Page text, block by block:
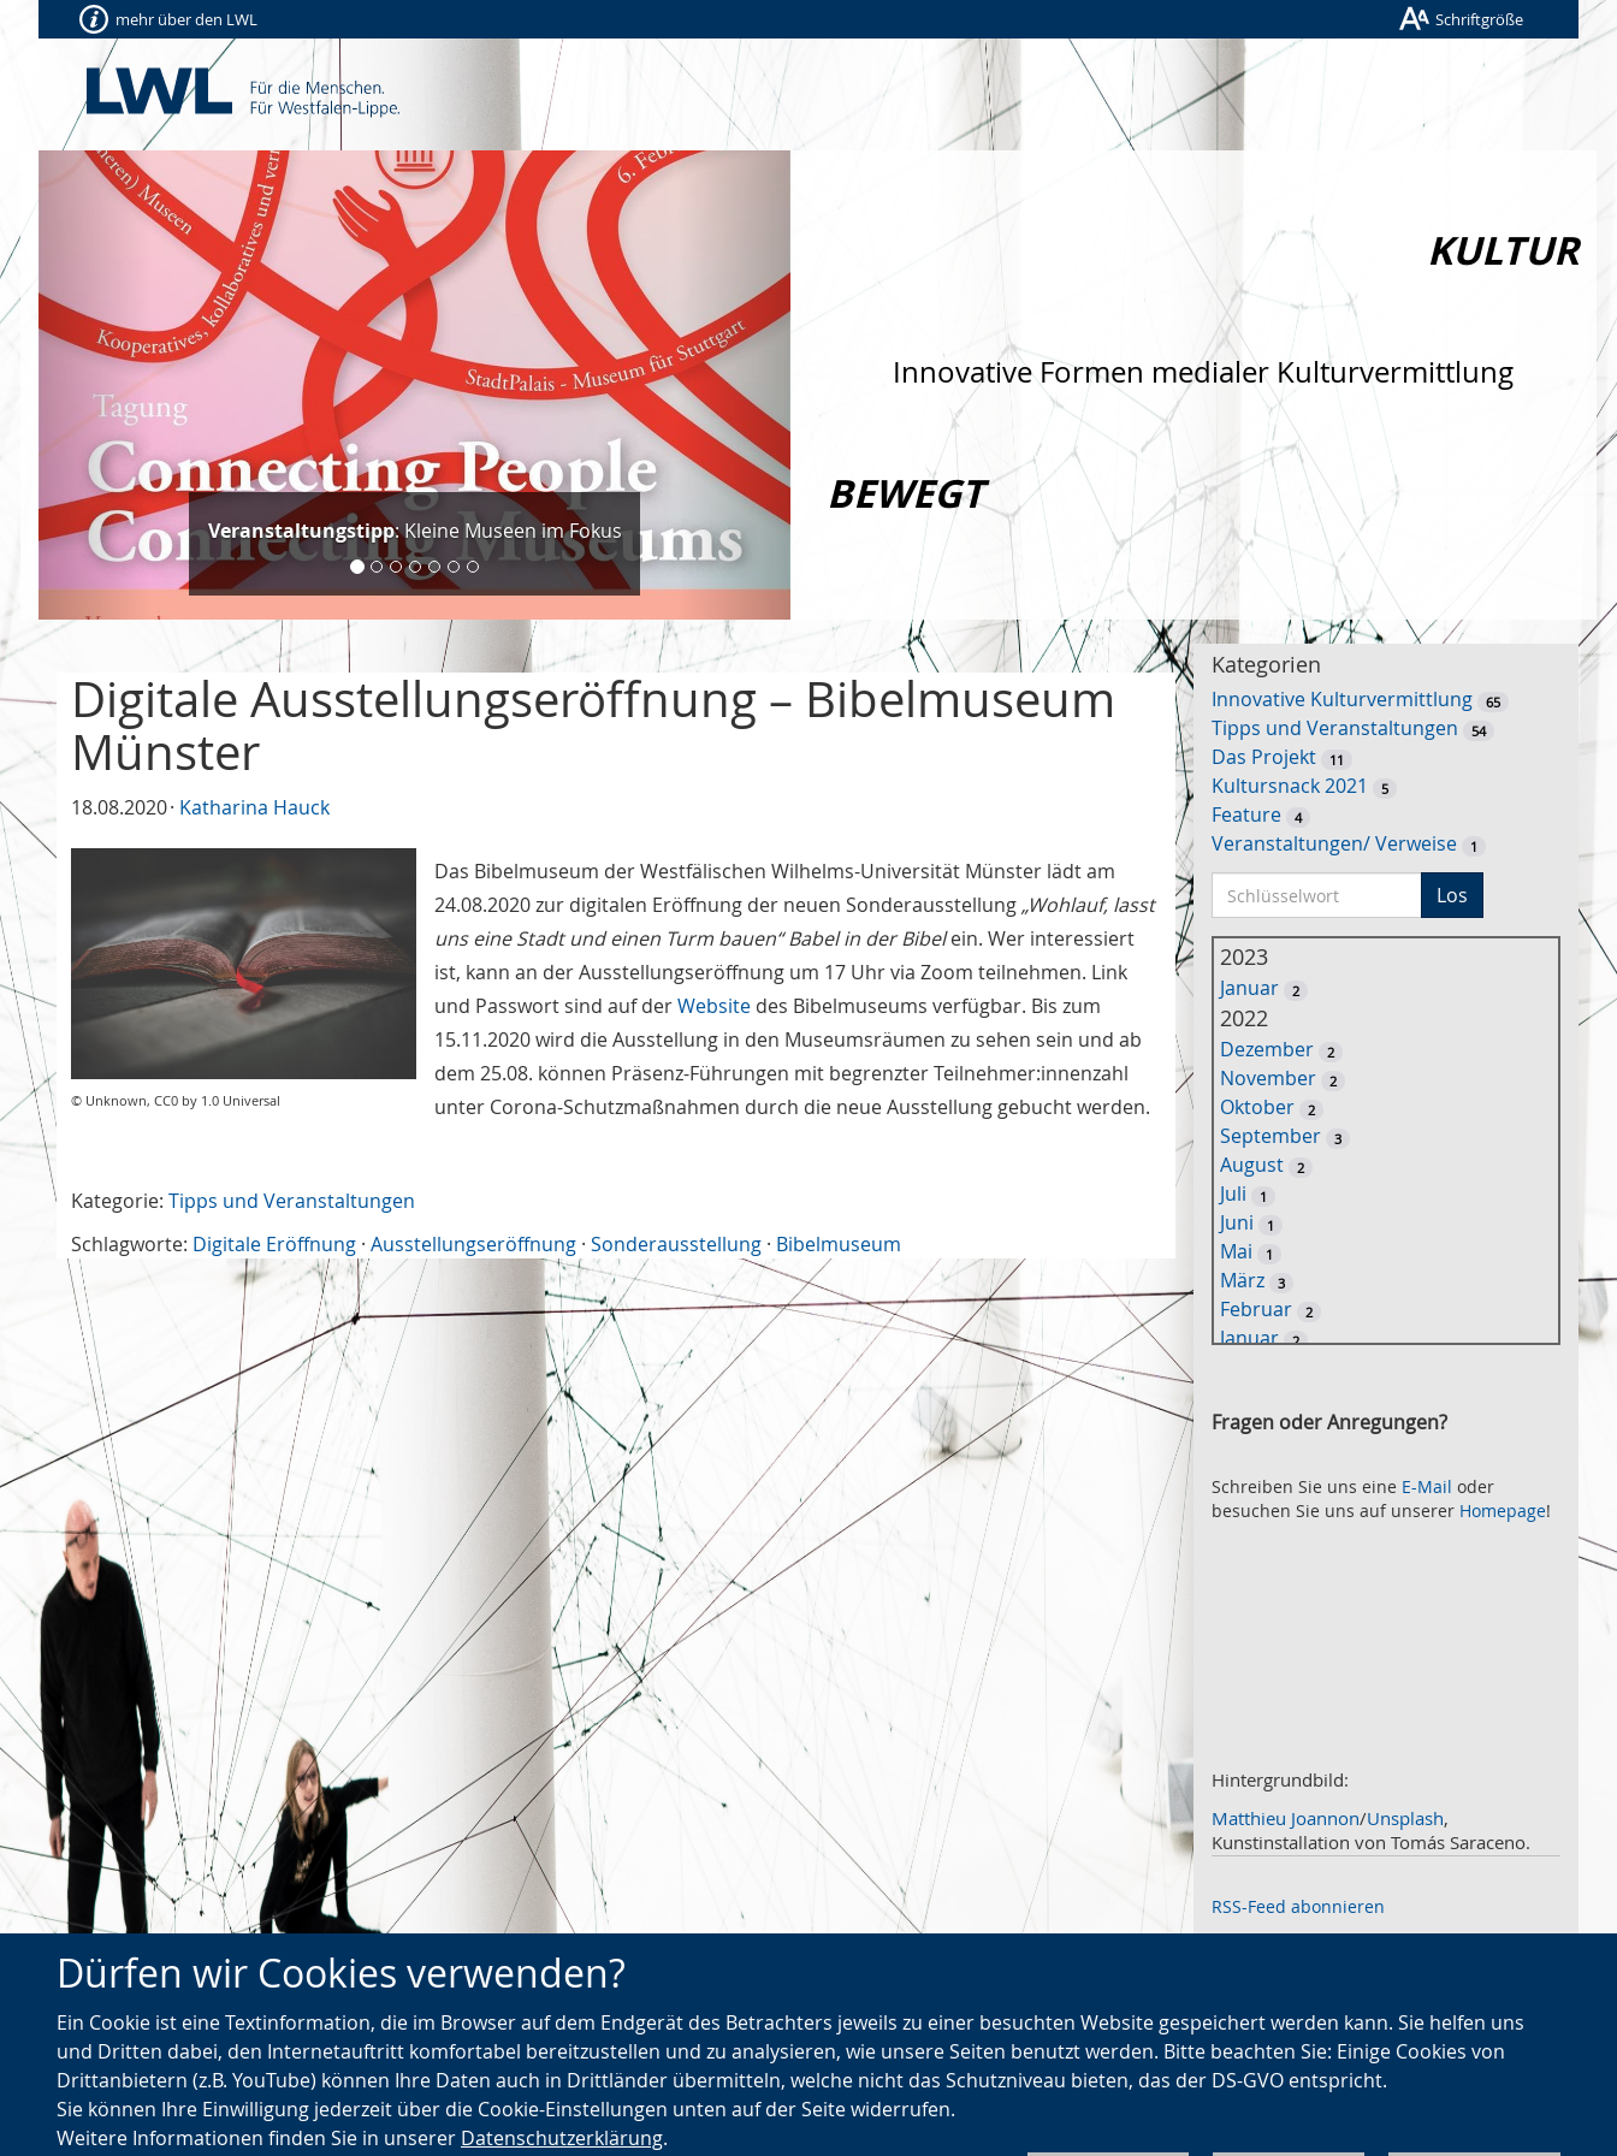
Dürfen wir Cookies verwenden?
Ein Cookie ist eine Textinformation, die im Browser auf dem Endgerät des Betrachters jeweils zu einer besuchten Website gespeichert werden kann. Sie helfen uns
und Dritten dabei, den Internetauftritt komfortabel bereitzustellen und zu analysieren, wie unsere Seiten benutzt werden. Bitte beachten Sie: Einige Cookies von
Drittanbietern (z.B. YouTube) können Ihre Daten auch in Drittländer übermitteln, welche nicht das Schutzniveau bieten, das der DS-GVO entspricht.
Sie können Ihre Einwilligung jederzeit über die Cookie-Einstellungen unten auf der Seite widerrufen.
Weitere Informationen finden Sie in unserer Datenschutzerklärung.
mehr über den LWL Schriftgröße
Veranstaltungstipp: Kleine Museen im Fokus
Vorherige
KULTUR
Innovative Formen medialer Kulturvermittlung
BEWEGT
Digitale Ausstellungseröffnung – Bibelmuseum
Münster
18.08.2020 Katharina Hauck
© Unknown, CC0 by 1.0 Universal
Das Bibelmuseum der Westfälischen Wilhelms-Universität Münster lädt am
24.08.2020 zur digitalen Eröffnung der neuen Sonderausstellung„Wohlauf, lasst
uns eine Stadt und einen Turm bauen“ Babel in der Bibelein. Wer interessiert
ist, kann an der Ausstellungseröffnung um 17 Uhr via Zoom teilnehmen. Link
und Passwort sind auf derWebsitedes Bibelmuseums verfügbar. Bis zum
15.11.2020 wird die Ausstellung in den Museumsräumen zu sehen sein und ab
dem 25.08. können Präsenz-Führungen mit begrenzter Teilnehmer:innenzahl
unter Corona-Schutzmaßnahmen durch die neue Ausstellung gebucht werden.
Kategorie: Tipps und Veranstaltungen
Schlagworte: Digitale Eröffnung · Ausstellungseröffnung · Sonderausstellung · Bibelmuseum
Kategorien
Innovative Kulturvermittlung 65
Tipps und Veranstaltungen 54
Das Projekt 11
Kultursnack 2021 5
Feature 4
Veranstaltungen/ Verweise 1
c
h
ü
w
o
r
u
c
Los
2023
Januar 2
2022
Dezember 2
November 2
Oktober 2
September 3
August 2
Juli 1
Juni 1
Mai 1
März 3
Februar 2
Januar 2
Oktober 2
August 2
Juli 2
November 2
Oktober
September 2
August
Juli
März
Februar 2
Januar
Fragen oder Anregungen?
Schreiben Sie uns eine E-Mail oder
besuchen Sie uns auf unserer Homepage!
Hintergrundbild:
Matthieu Joannon/Unsplash,
Kunstinstallation von Tomás Saraceno.
RSS-Feed abonnieren
←Kulturlichter - Deutscher Preis
für kulturelle BildungVorheriger
Artikel
Zurück zur Übersicht
Makerspaces - Neue
Kooperationsräume für
Kultureinrichtungen?Nächster
→